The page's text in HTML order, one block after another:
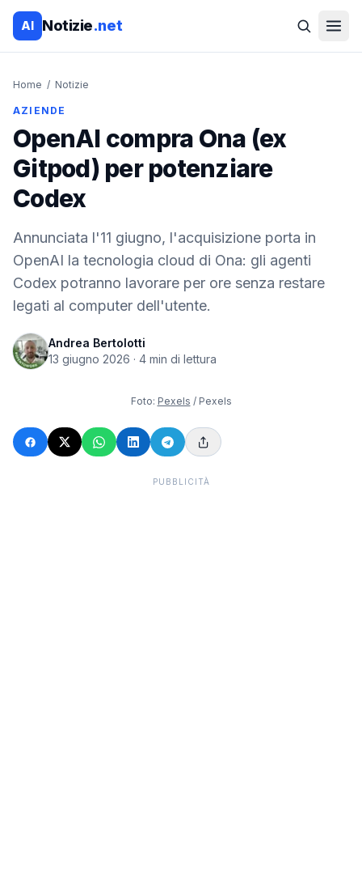
AI Notizie.net
Home / Notizie
AZIENDE
OpenAI compra Ona (ex
Gitpod) per potenziare
Codex
Annunciata l'11 giugno, l'acquisizione porta in
OpenAI la tecnologia cloud di Ona: gli agenti
Codex potranno lavorare per ore senza restare
legati al computer dell'utente.
Andrea Bertolotti
13 giugno 2026 · 4 min di lettura
Foto: Pexels / Pexels
PUBBLICITÀ